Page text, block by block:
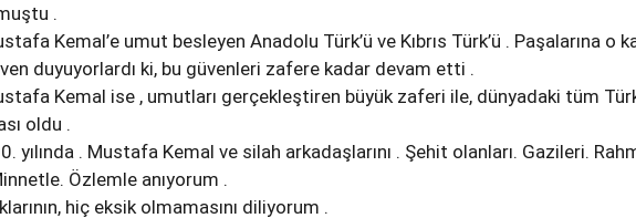
.
Kemal’e umut besleyen Anadolu Türk’ü ve Kıbrıs Türk’ü . Paşalarına o
duyuyorlardı ki, bu güvenleri zafere kadar devam etti .
Kemal ise , umutları gerçekleştiren büyük zaferi ile, dünyadaki tüm
oldu .
yılında . Mustafa Kemal ve silah arkadaşlarını . Şehit olanları. Gazileri.
Özlemle anıyorum .
hiç eksik olmamasını diliyorum .